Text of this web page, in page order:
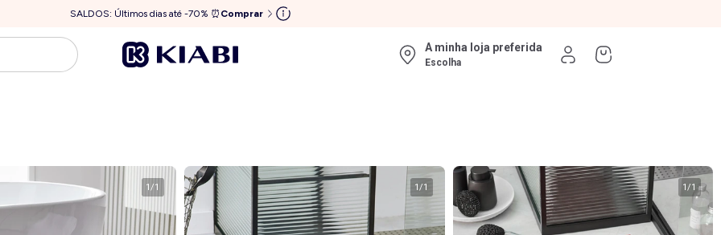
SALDOS: Últimos dias até -70% ⏰ Comprar
A minha loja preferida
Escolha
1/1 1/1 1/1